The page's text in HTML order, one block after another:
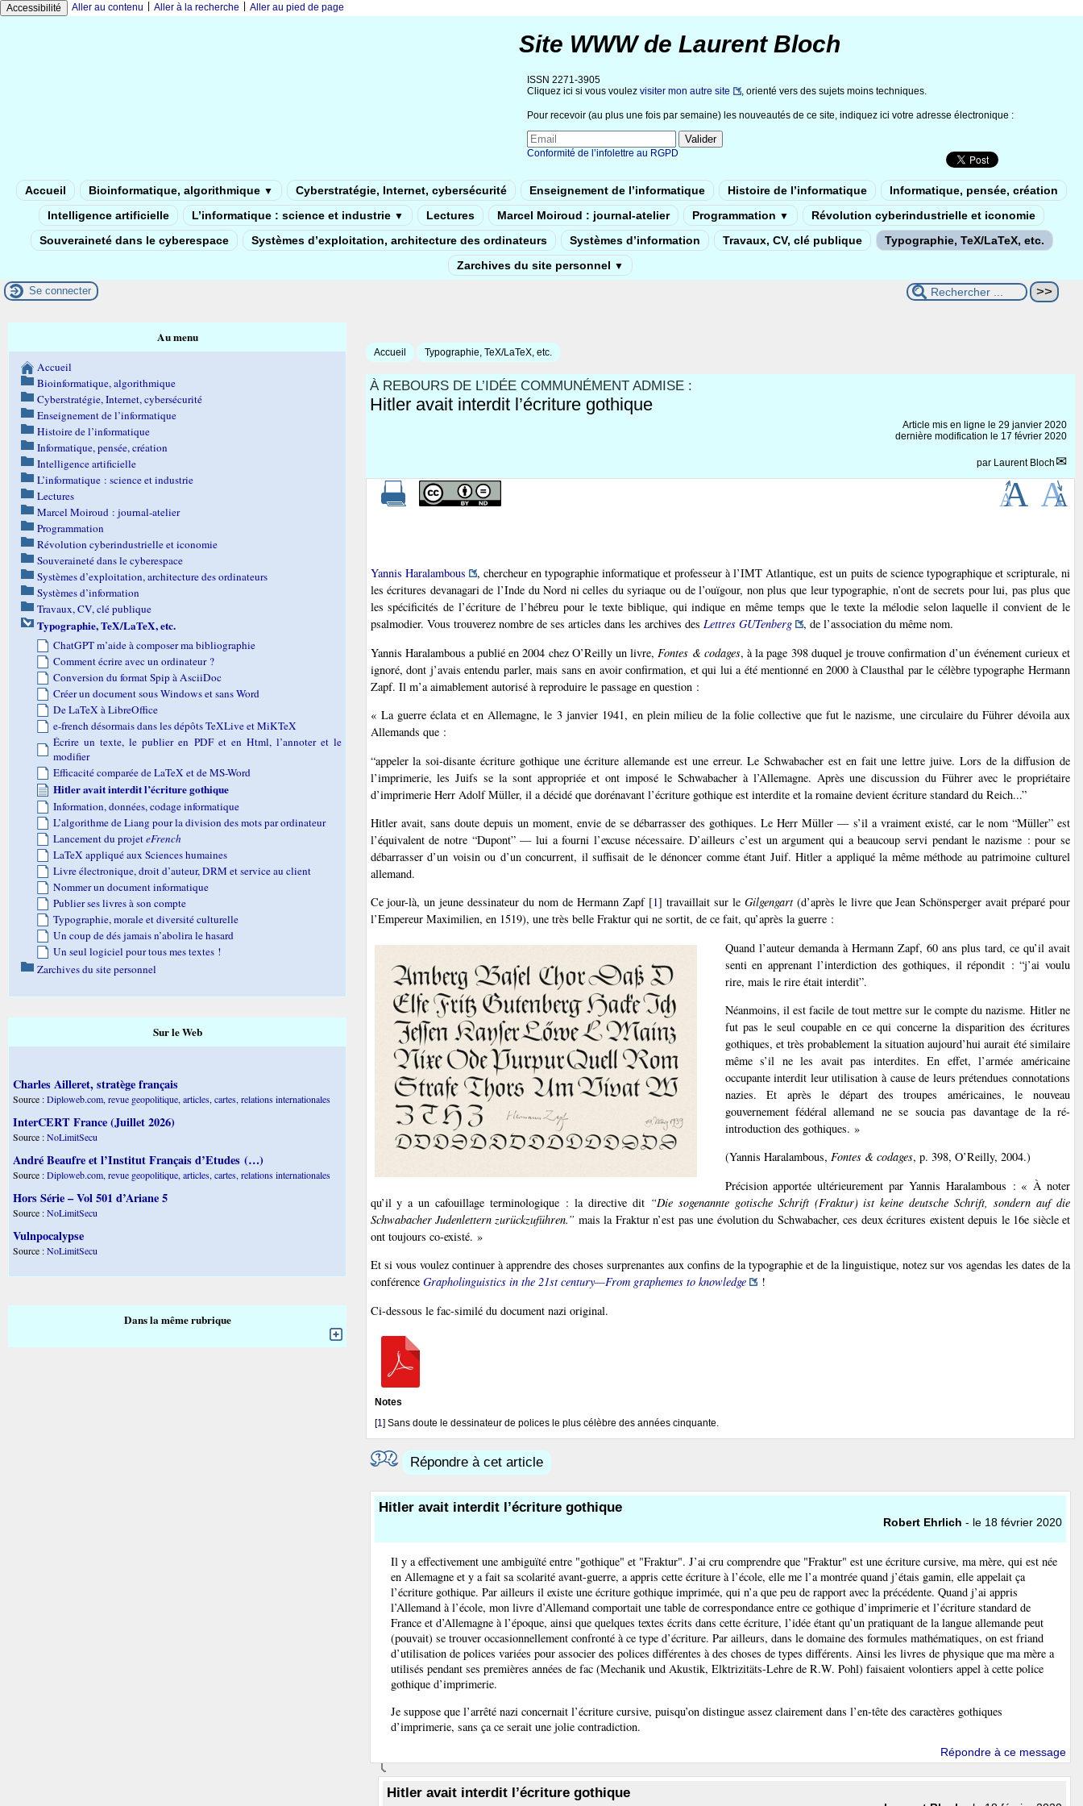
Accessibilité Aller au contenu Aller à la recherche Aller au pied de page
Site WWW de Laurent Bloch
ISSN 2271-3905
Cliquez ici si vous voulez visiter mon autre site , orienté vers des sujets moins techniques.
Pour recevoir (au plus une fois par semaine) les nouveautés de ce site, indiquez ici votre adresse électronique :
Conformité de l’infolettre au RGPD
Accueil Bioinformatique, algorithmique ▼ Cyberstratégie, Internet, cybersécurité Enseignement de l’informatique Histoire de l’informatique
Informatique, pensée, création
Intelligence artificielle
L’informatique : science et industrie ▼ Lectures Marcel Moiroud : journal-atelier Programmation ▼
Révolution cyberindustrielle et iconomie
Souveraineté dans le cyberespace
Systèmes d’exploitation, architecture des ordinateurs Systèmes d’information Travaux, CV, clé publique
Typographie, TeX/LaTeX, etc.
Zarchives du site personnel ▼
Se connecter
Accueil Typographie, TeX/LaTeX, etc.
À REBOURS DE L’IDÉE COMMUNÉMENT ADMISE :
Hitler avait interdit l’écriture gothique
Article mis en ligne le 29 janvier 2020
dernière modification le 17 février 2020
par Laurent Bloch
Yannis Haralambous
, chercheur en typographie informatique et professeur à l’IMT Atlantique, est un puits de science typographique et scripturale, ni
les écritures devanagari de l’Inde du Nord ni celles du syriaque ou de l’ouïgour, non plus que leur typographie, n’ont de secrets pour lui, pas plus que
les spécificités de l’écriture de l’hébreu pour le texte biblique, qui indique en même temps que le texte la mélodie selon laquelle il convient de le
psalmodier. Vous trouverez nombre de ses articles dans les archives des Lettres GUTenberg
, de l’association du même nom.
Yannis Haralambous a publié en 2004 chez O’Reilly un livre, Fontes & codages, à la page 398 duquel je trouve confirmation d’un événement curieux et
ignoré, dont j’avais entendu parler, mais sans en avoir confirmation, et qui lui a été mentionné en 2000 à Clausthal par le célèbre typographe Hermann
Zapf. Il m’a aimablement autorisé à reproduire le passage en question :
« La guerre éclata et en Allemagne, le 3 janvier 1941, en plein milieu de la folie collective que fut le nazisme, une circulaire du Führer dévoila aux
Allemands que :
“appeler la soi-disante écriture gothique une écriture allemande est une erreur. Le Schwabacher est en fait une lettre juive. Lors de la diffusion de
l’imprimerie, les Juifs se la sont appropriée et ont imposé le Schwabacher à l’Allemagne. Après une discussion du Führer avec le propriétaire
d’imprimerie Herr Adolf Müller, il a décidé que dorénavant l’écriture gothique est interdite et la romaine devient écriture standard du Reich...”
Hitler avait, sans doute depuis un moment, envie de se débarrasser des gothiques. Le Herr Müller — s’il a vraiment existé, car le nom “Müller” est
l’équivalent de notre “Dupont” — lui a fourni l’excuse nécessaire. D’ailleurs c’est un argument qui a beaucoup servi pendant le nazisme : pour se
débarrasser d’un voisin ou d’un concurrent, il suffisait de le dénoncer comme étant Juif. Hitler a appliqué la même méthode au patrimoine culturel
allemand.
Ce jour-là, un jeune dessinateur du nom de Hermann Zapf[1] travaillait sur le Gilgengart(d’après le livre que Jean Schönsperger avait préparé pour
l’Empereur Maximilien, en 1519), une très belle Fraktur qui ne sortit, de ce fait, qu’après la guerre :
Quand l’auteur demanda à Hermann Zapf, 60 ans plus tard, ce qu’il avait
senti en apprenant l’interdiction des gothiques, il répondit : “j’ai voulu
rire, mais le rire était interdit”.
Néanmoins, il est facile de tout mettre sur le compte du nazisme. Hitler ne
fut pas le seul coupable en ce qui concerne la disparition des écritures
gothiques, et très probablement la situation aujourd’hui aurait été similaire
même s’il ne les avait pas interdites. En effet, l’armée américaine
occupante interdit leur utilisation à cause de leurs prétendues connotations
nazies. Et après le départ des troupes américaines, le nouveau
gouvernement fédéral allemand ne se soucia pas davantage de la ré-
introduction des gothiques. »
(Yannis Haralambous, Fontes & codages, p. 398, O’Reilly, 2004.)
Précision apportée ultérieurement par Yannis Haralambous : « À noter
qu’il y a un cafouillage terminologique : la directive dit “Die sogenannte gotische Schrift (Fraktur) ist keine deutsche Schrift, sondern auf die
Schwabacher Judenlettern zurückzuführen.” mais la Fraktur n’est pas une évolution du Schwabacher, ces deux écritures existent depuis le 16e siècle et
ont toujours co-existé. »
Et si vous voulez continuer à apprendre des choses surprenantes aux confins de la typographie et de la linguistique, notez sur vos agendas les dates de la
conférence Grapholinguistics in the 21st century—From graphemes to knowledge
!
Ci-dessous le fac-similé du document nazi original.
Notes
[1] Sans doute le dessinateur de polices le plus célèbre des années cinquante.
Répondre à cet article
Hitler avait interdit l’écriture gothique
Robert Ehrlich - le 18 février 2020
Il y a effectivement une ambiguïté entre "gothique" et "Fraktur". J’ai cru comprendre que "Fraktur" est une écriture cursive, ma mère, qui est née
en Allemagne et y a fait sa scolarité avant-guerre, a appris cette écriture à l’école, elle me l’a montrée quand j’étais gamin, elle appelait ça
l’écriture gothique. Par ailleurs il existe une écriture gothique imprimée, qui n’a que peu de rapport avec la précédente. Quand j’ai appris
l’Allemand à l’école, mon livre d’Allemand comportait une table de correspondance entre ce gothique d’imprimerie et l’écriture standard de
France et d’Allemagne à l’époque, ainsi que quelques textes écrits dans cette écriture, l’idée étant qu’un pratiquant de la langue allemande peut
(pouvait) se trouver occasionnellement confronté à ce type d’écriture. Par ailleurs, dans le domaine des formules mathématiques, on est friand
d’utilisation de polices variées pour associer des polices différentes à des choses de types différents. Ainsi les livres de physique que ma mère a
utilisés pendant ses premières années de fac (Mechanik und Akustik, Elktrizitäts-Lehre de R.W. Pohl) faisaient volontiers appel à cette police
gothique d’imprimerie.
Je suppose que l’arrêté nazi concernait l’écriture cursive, puisqu’on distingue assez clairement dans l’en-tête des caractères gothiques
d’imprimerie, sans ça ce serait une jolie contradiction.
Répondre à ce message
Hitler avait interdit l’écriture gothique
Au menu
Accueil
Bioinformatique, algorithmique
Cyberstratégie, Internet, cybersécurité
Enseignement de l’informatique
Histoire de l’informatique
Informatique, pensée, création
Intelligence artificielle
L’informatique : science et industrie
Lectures
Marcel Moiroud : journal-atelier
Programmation
Révolution cyberindustrielle et iconomie
Souveraineté dans le cyberespace
Systèmes d’exploitation, architecture des ordinateurs
Systèmes d’information
Travaux, CV, clé publique
Typographie, TeX/LaTeX, etc.
ChatGPT m’aide à composer ma bibliographie
Comment écrire avec un ordinateur ?
Conversion du format Spip à AsciiDoc
Créer un document sous Windows et sans Word
De LaTeX à LibreOffice
e-french désormais dans les dépôts TeXLive et MiKTeX
Écrire un texte, le publier en PDF et en Html, l’annoter et le
modifier
Efficacité comparée de LaTeX et de MS-Word
Hitler avait interdit l’écriture gothique
Information, données, codage informatique
L’algorithme de Liang pour la division des mots par ordinateur
Lancement du projeteFrench
LaTeX appliqué aux Sciences humaines
Livre électronique, droit d’auteur, DRM et service au client
Nommer un document informatique
Publier ses livres à son compte
Typographie, morale et diversité culturelle
Un coup de dés jamais n’abolira le hasard
Un seul logiciel pour tous mes textes !
Zarchives du site personnel
Sur le Web
Charles Ailleret, stratège français
Source :Diploweb.com, revue geopolitique, articles, cartes, relations internationales
InterCERT France (Juillet 2026)
Source :NoLimitSecu
André Beaufre et l’Institut Français d’Etudes (…)
Source :Diploweb.com, revue geopolitique, articles, cartes, relations internationales
Hors Série – Vol 501 d’Ariane 5
Source :NoLimitSecu
Vulnpocalypse
Source :NoLimitSecu
Dans la même rubrique